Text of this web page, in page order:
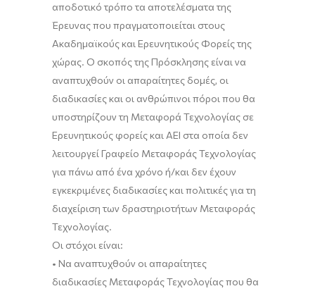
αποδοτικό τρόπο τα αποτελέσματα της
Έρευνας που πραγματοποιείται στους
Ακαδημαϊκούς και Ερευνητικούς Φορείς της
χώρας. Ο σκοπός της Πρόσκλησης είναι να
αναπτυχθούν οι απαραίτητες δομές, οι
διαδικασίες και οι ανθρώπινοι πόροι που θα
υποστηρίζουν τη Μεταφορά Τεχνολογίας σε
Ερευνητικούς φορείςκαι ΑΕΙ στα οποία δεν
λειτουργεί Γραφείο Μεταφοράς Τεχνολογίας
για πάνω από ένα χρόνο ή/και δεν έχουν
εγκεκριμένες διαδικασίες και πολιτικές για τη
διαχείριση των δραστηριοτήτων Μεταφοράς
Τεχνολογίας.
Οι στόχοι είναι:
• Να αναπτυχθούν οι απαραίτητες
διαδικασίες Μεταφοράς Τεχνολογίας που θα